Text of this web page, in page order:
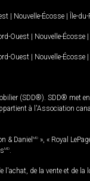
| Nouvelle-Écosse | Île-
Ouest | Nouvelle-Écosse |
Ouest | Nouvelle-Écosse |
(SDD®). SDD® met
à l'Association
& Daniel MD », « Royal
MD
de la vente et de